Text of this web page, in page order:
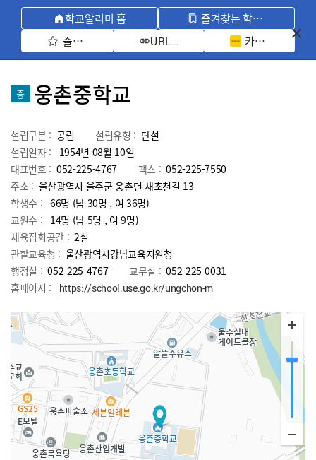
학교알리미 홈
즐겨찾는 학교 모아보기
즐겨찾기 선택
URL 복사 카카오톡 공유
중 웅촌중학교
설립구분 : 공립 설립유형 : 단설
설립일자 :
1954년 08월 10일
대표번호 : 052-225-4767 팩스 : 052-225-7550
주소 : 울산광역시 울주군 웅촌면 새초천길 13
학생수 : 66명 (남 30명 , 여 36명)
교원수 : 14명 (남 5명 , 여9명)
체육집회공간 : 2실
관할교육청 : 울산광역시강남교육지원청
행정실 : 052-225-4767 교무실 : 052-225-0031
홈페이지 :
https://school.use.go.kr/ungchon-m